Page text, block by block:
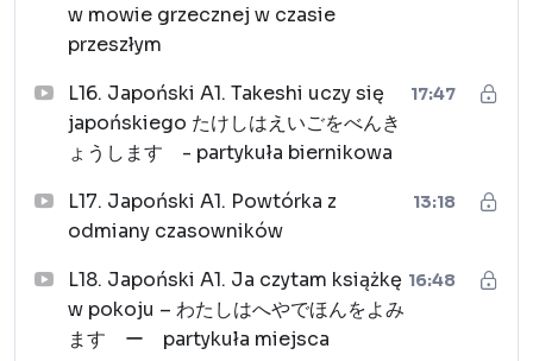
w mowie grzecznej w czasie
przeszłym
L16. Japoński A1. Takeshi uczy się
japońskiego たけしはえいごをべんき
ょうします - partykuła biernikowa
17:47
L17. Japoński A1. Powtórka z
odmiany czasowników
13:18
L18. Japoński A1. Ja czytam książkę
w pokoju – わたしはへやでほんをよみ
ます ー partykuła miejsca
16:48